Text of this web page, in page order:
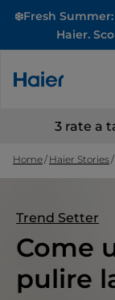
❄️Fresh
Haier.
3 rate a
Home Haier Stories
Trend Setter
Come
pulire